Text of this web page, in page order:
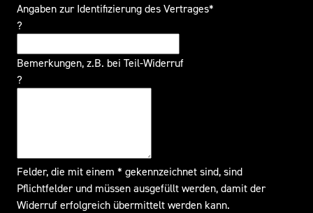
Angaben zur Identifizierung des Vertrages*
?
Bemerkungen, z.B. bei Teil-Widerruf
?
Felder, die mit einem * gekennzeichnet sind, sind
Pflichtfelder und müssen ausgefüllt werden, damit der
Widerruf erfolgreich übermittelt werden kann.